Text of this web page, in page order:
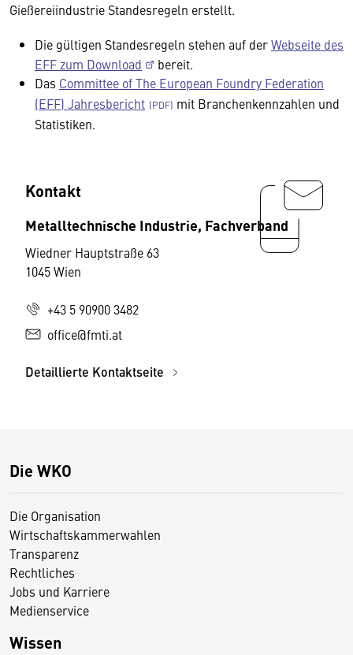
Gießereiindustrie Standesregeln erstellt.
Die gültigen Standesregeln stehen auf derWebseite des
EFF zum Download
bereit.
Das Committee of The European Foundry Federation
(EFF) Jahresbericht
mit Branchenkennzahlen und
Statistiken.
Kontakt
Metalltechnische Industrie, Fachverband
Wiedner Hauptstraße 63
1045 Wien
+43 5 90900 3482
office@fmti.at
Detaillierte Kontaktseite
Die WKO
Die Organisation
Wirtschaftskammerwahlen
Transparenz
Rechtliches
Jobs und Karriere
Medienservice
Wissen